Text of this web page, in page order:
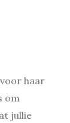
haar
om
jullie